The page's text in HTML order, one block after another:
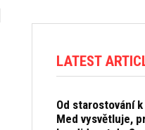
LATEST
Od starostování
Med vysvětluje,